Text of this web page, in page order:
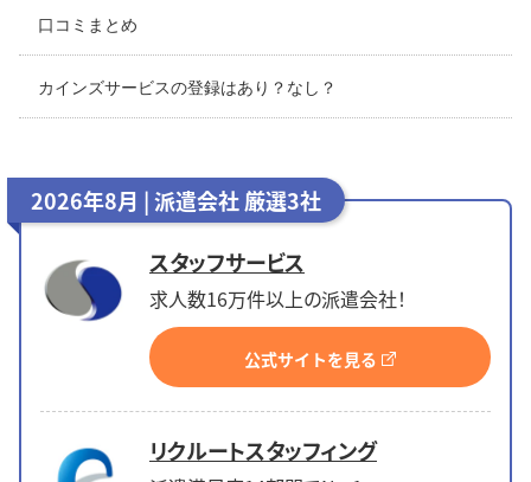
口コミまとめ
カインズサービスの登録はあり？なし？
2026年8月 | 派遣会社 厳選3社
スタッフサービス
求人数16万件以上の派遣会社！
公式サイトを見る
リクルートスタッフィング